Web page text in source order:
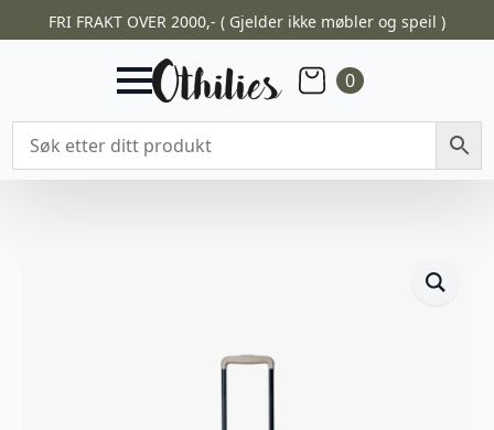
FRI FRAKT OVER 2000,- ( Gjelder ikke møbler og speil )
0